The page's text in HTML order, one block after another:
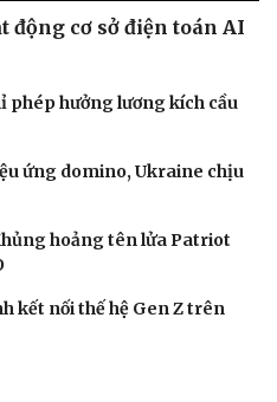
động cơ sở điện toán AI
phép hưởng lương kích cầu
ứng domino, Ukraine chịu
hoảng tên lửa Patriot
kết nối thế hệ Gen Z trên